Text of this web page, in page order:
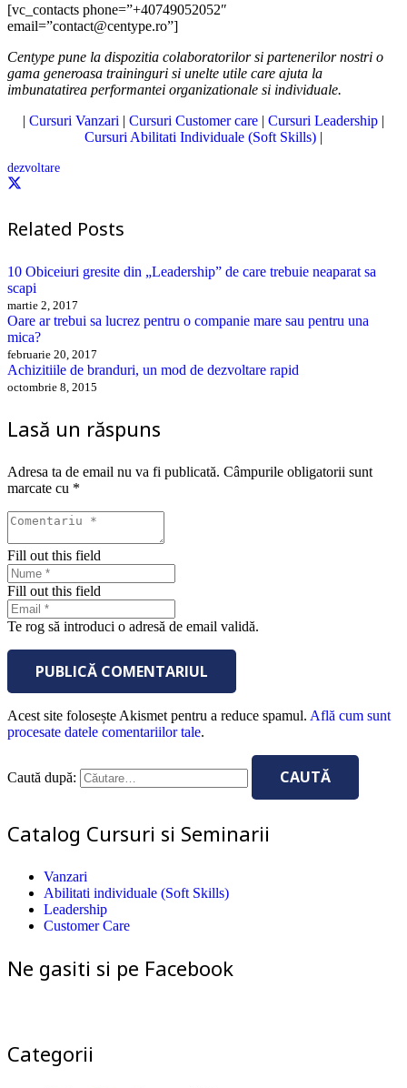
[vc_contacts phone=”+40749052052″
email=”contact@centype.ro”]
Centype pune la dispozitia colaboratorilor si partenerilor nostri o
gama generoasa traininguri si unelte utile care ajuta la
imbunatatirea performantei organizationale si individuale.
| Cursuri Vanzari | Cursuri Customer care | Cursuri Leadership |
Cursuri Abilitati Individuale (Soft Skills) |
dezvoltare
Related Posts
10 Obiceiuri gresite din „Leadership” de care trebuie neaparat sa
scapi
martie 2, 2017
Oare ar trebui sa lucrez pentru o companie mare sau pentru una
mica?
februarie 20, 2017
Achizitiile de branduri, un mod de dezvoltare rapid
octombrie 8, 2015
Lasă un răspuns
Adresa ta de email nu va fi publicată. Câmpurile obligatorii sunt
marcate cu *
Fill out this field
Fill out this field
Te rog să introduci o adresă de email validă.
PUBLICĂ COMENTARIUL
Acest site folosește Akismet pentru a reduce spamul. Află cum sunt
procesate datele comentariilor tale.
Caută după:
Catalog Cursuri si Seminarii
Vanzari
Abilitati individuale (Soft Skills)
Leadership
Customer Care
Ne gasiti si pe Facebook
Categorii